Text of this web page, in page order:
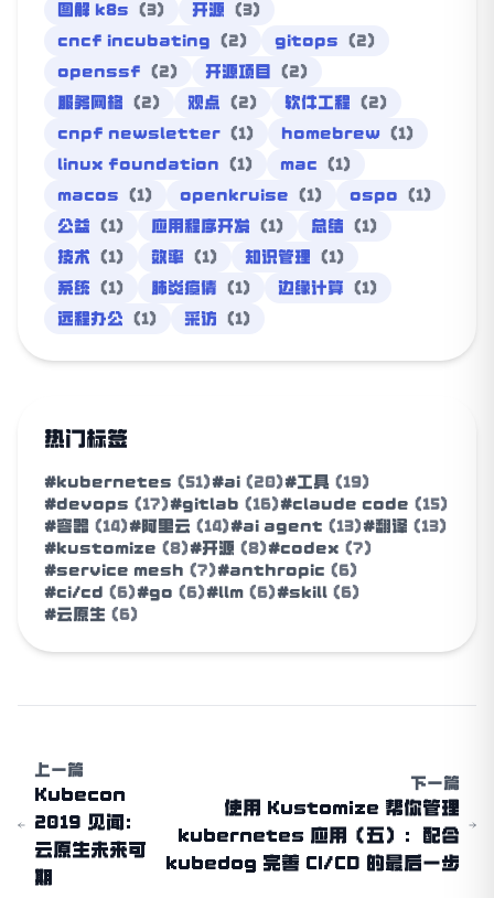
图解 k8s
(3) 开源
(3)
cncf incubating
(2) gitops
(2)
openssf
(2) 开源项目
(2)
服务网格
(2) 观点 (2) 软件工程
(2)
cnpf newsletter
(1) homebrew
(1)
linux foundation
(1) mac
(1)
macos
(1) openkruise (1) ospo
(1)
公益
(1) 应用程序开发 (1) 总结
(1)
技术
(1) 效率 (1) 知识管理
(1)
系统
(1) 肺炎疫情 (1) 边缘计算
(1)
远程办公
(1) 采访 (1)
热门标签
#kubernetes (51) #ai (20) #工具 (19)
#devops (17) #gitlab (16) #claude code (15)
#容器 (14) #阿里云 (14) #ai agent (13) #翻译 (13)
#kustomize (8) #开源 (8) #codex (7)
#service mesh (7) #anthropic (6)
#ci/cd (6) #go (6) #llm (6) #skill (6)
#云原生 (6)
上一篇
Kubecon
2019 见闻：
云原生未来可
期
下一篇
使用 Kustomize 帮你管理
kubernetes 应用（五）：配合
kubedog 完善 CI/CD 的最后一步